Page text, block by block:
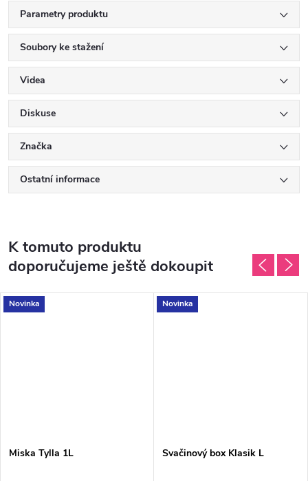
Parametry produktu
Soubory ke stažení
Videa
Diskuse
Značka
Ostatní informace
K tomuto produktu
doporučujeme ještě dokoupit
Novinka
Miska Tylla 1L
Novinka
Svačinový box Klasik L